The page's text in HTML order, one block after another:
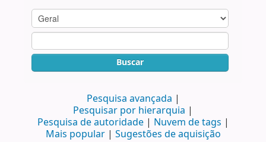
Buscar
Pesquisa avançada
Pesquisar por hierarquia
Pesquisa de autoridade
Nuvem de tags
Mais popular
Sugestões de aquisição